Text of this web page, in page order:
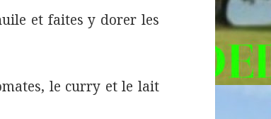
et faites y dorer les
le curry et le lait